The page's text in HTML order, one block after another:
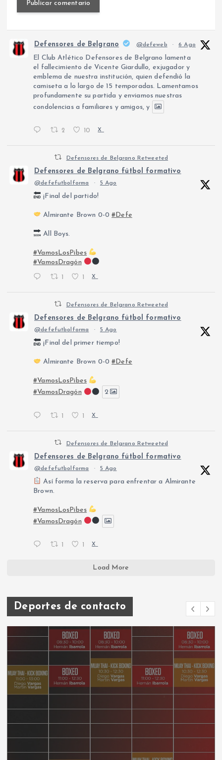
Defensores de Belgrano @defeweb · 6 Ago
El Club Atlético Defensores de Belgrano lamenta
el fallecimiento de Vicente Giardullo, exjugador y
emblema de nuestra institución, quien defendió la
camiseta a lo largo de 15 temporadas. Lamentamos
profundamente su partida y enviamos nuestras
condolencias a familiares y amigos, y
2 10 X
Defensores de Belgrano Retweeted
Defensores de Belgrano fútbol formativo
@defefutbolforma · 5 Ago
¡Final del partido!
Almirante Brown 0-0#Defe
All Boys.
#VamosLosPibes
#VamosDragón
X
Defensores de Belgrano Retweeted
Defensores de Belgrano fútbol formativo
@defefutbolforma · 5 Ago
¡Final del primer tiempo!
Almirante Brown 0-0#Defe
#VamosLosPibes
#VamosDragón
2
1 1 X
Defensores de Belgrano Retweeted
Defensores de Belgrano fútbol formativo
@defefutbolforma · 5 Ago
Así forma la reserva para enfrentar a Almirante
Brown.
#VamosLosPibes
#VamosDragón
X
Load More
Deportes de contacto